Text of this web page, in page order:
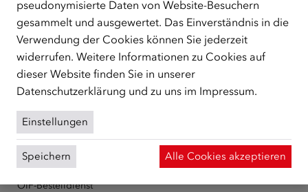
unterstützt.mehr
FacebookYouTubeInstagramLinkedIn
Über den ÖIF
Der Österreichische Integrationsfonds (ÖIF)
Organigramm
Presse
Informationen erhalten
Karriere
ÖIF-Bestelldienst
pseudonymisierte Daten von Website-Besuchern
gesammelt und ausgewertet. Das Einverständnis in die
Verwendung der Cookies können Sie jederzeit
widerrufen. Weitere Informationen zu Cookies auf
dieser Website finden Sie in unserer
Datenschutzerklärung und zu uns im Impressum.
Einstellungen
Speichern Alle Cookies akzeptieren